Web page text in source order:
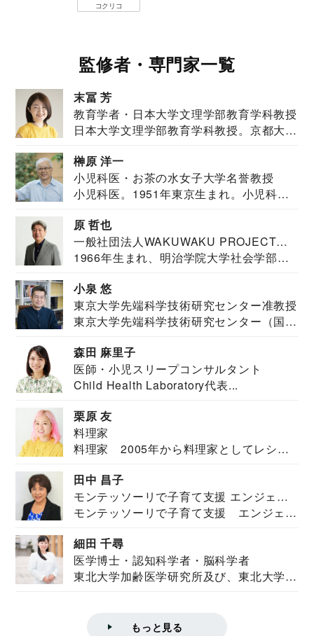
コクリコ
監修者・専門家一覧
末冨 芳
教育学者・日本大学文理学部教育学科教授
日本大学文理学部教育学科教授。京都大学
榊原 洋一
小児科医・お茶の水女子大学名誉教授
小児科医。1951年東京生まれ。小児科
原 哲也
一般社団法人WAKUWAKU PROJECT
JAPAN代表・言語聴覚士・社会福祉士
1966年生まれ、明治学院大学社会学部福
小泉 悠
東京大学先端科学技術研究センター准教授
東京大学先端科学技術研究センター（国際
森田 麻里子
医師・小児スリープコンサルタント
Child Health Laboratory代表...
栗原 友
料理家
料理家 2005年から料理家としてレシピ
田中 昌子
モンテッソーリで子育て支援 エンジェル
ズハウス研究所所長
モンテッソーリで子育て支援 エンジェル
細田 千尋
医学博士・認知科学者・脳科学者
東北大学加齢医学研究所及び、東北大学大
もっと見る